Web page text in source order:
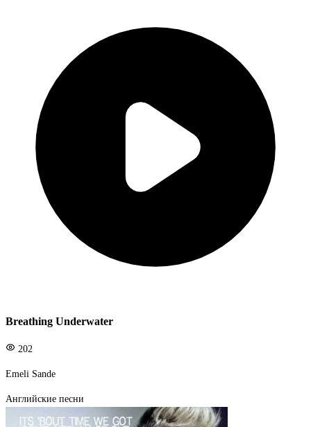
Breathing Underwater
202
Emeli Sande
Английские песни